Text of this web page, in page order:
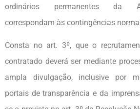
ordinários permanentes da
correspondam às contingências
Consta no art. 3º, que o
contratado deverá ser mediante
ampla divulgação, inclusive por
portais de transparência e da